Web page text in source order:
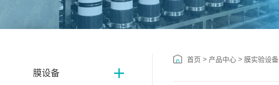
膜设备
首页 > 产品中心 > 膜实验设备